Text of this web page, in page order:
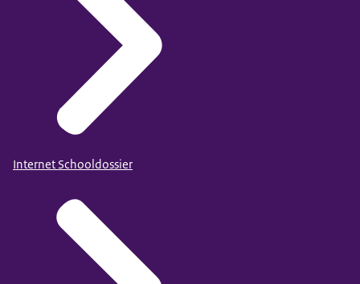
Internet Schooldossier